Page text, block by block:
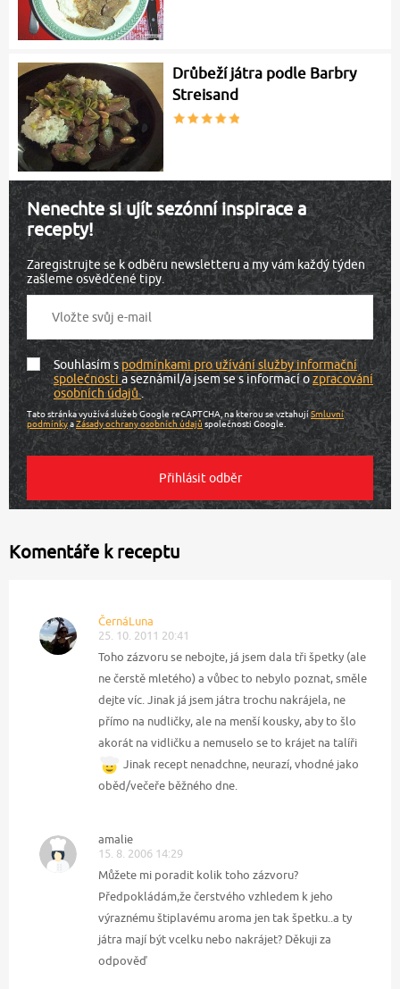
Drůbeží játra podle Barbry
Streisand
Nenechte si ujít sezónní inspirace a
recepty!
Zaregistrujte se k odběru newsletteru a my vám každý týden
zašleme osvědčené tipy.
Souhlasím spodmínkami pro užívání služby informační
společnostia seznámil/a jsem se s informací ozpracování
osobních údajů.
Tato stránka využívá služeb Google reCAPTCHA, na kterou se vztahujíSmluvní
podmínkyaZásady ochrany osobních údajů společnosti Google.
Komentáře k receptu
ČernáLuna
25. 10. 2011 20:41
Toho zázvoru se nebojte, já jsem dala tři špetky (ale
ne čerstě mletého) a vůbec to nebylo poznat, směle
dejte víc. Jinak já jsem játra trochu nakrájela, ne
přímo na nudličky, ale na menší kousky, aby to šlo
akorát na vidličku a nemuselo se to krájet na talíři
Jinak recept nenadchne, neurazí, vhodné jako
oběd/večeře běžného dne.
amalie
15. 8. 2006 14:29
Můžete mi poradit kolik toho zázvoru?
Předpokládám,že čerstvého vzhledem k jeho
výraznému štiplavému aroma jen tak špetku..a ty
játra mají být vcelku nebo nakrájet? Děkuji za
odpověď